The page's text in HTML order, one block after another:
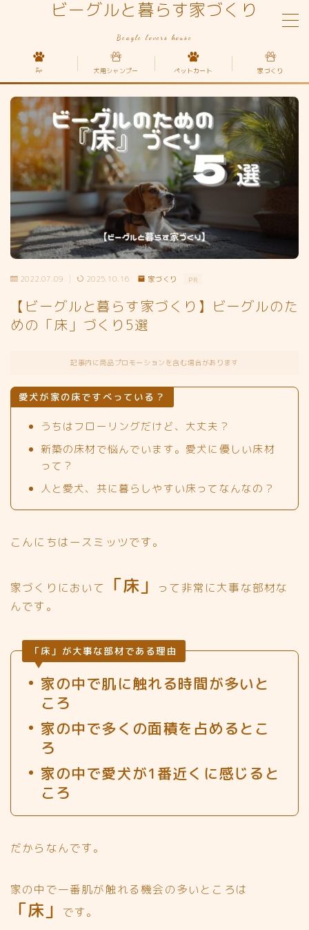
ビーグルと暮らす家づくり
Beagle lovers house
MENU
家づくり
犬の種類
ペットカート
Top 犬用シャンプー ペットカート 家づくり
2022.07.09 2025.10.16 家づくり PR
【ビーグルと暮らす家づくり】ビーグルのた
めの「床」づくり5選
記事内に商品プロモーションを含む場合があります
愛犬が家の床ですべっている？
うちはフローリングだけど、大丈夫？
新築の床材で悩んでいます。愛犬に優しい床材
って？
人と愛犬、共に暮らしやすい床ってなんなの？
こんにちはースミッツです。
家づくりにおいて 「床」
って非常に大事な部材な
んです。
「床」が大事な部材である理由
家の中で肌に触れる時間が多いと
ころ
家の中で多くの面積を占めるとこ
ろ
家の中で愛犬が1番近くに感じると
ころ
だからなんです。
家の中で一番肌が触れる機会の多いところは
「床」 です。